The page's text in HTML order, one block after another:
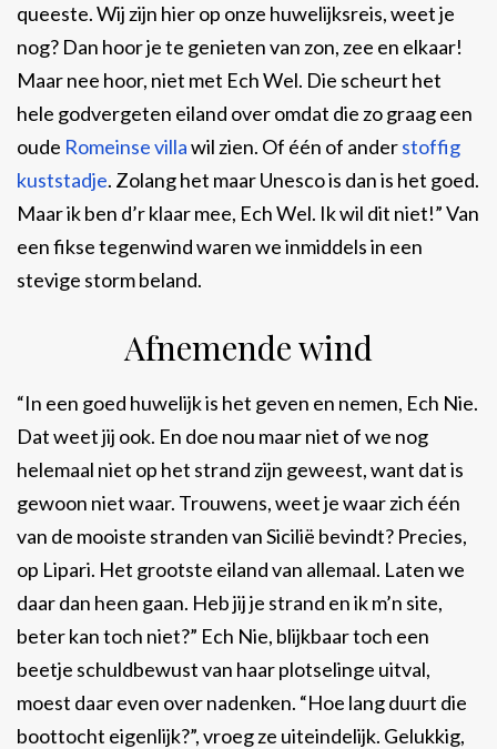
queeste. Wij zijn hier op onze huwelijksreis, weet je
nog? Dan hoor je te genieten van zon, zee en elkaar!
Maar nee hoor, niet met Ech Wel. Die scheurt het
hele godvergeten eiland over omdat die zo graag een
oude Romeinse villawil zien. Of één of anderstoffig
kuststadje. Zolang het maar Unesco is dan is het goed.
Maar ik ben d’r klaar mee, Ech Wel. Ik wil dit niet!” Van
een fikse tegenwind waren we inmiddels in een
stevige storm beland.
Afnemende wind
“In een goed huwelijk is het geven en nemen, Ech Nie.
Dat weet jij ook. En doe nou maar niet of we nog
helemaal niet op het strand zijn geweest, want dat is
gewoon niet waar. Trouwens, weet je waar zich één
van de mooiste stranden van Sicilië bevindt? Precies,
op Lipari. Het grootste eiland van allemaal. Laten we
daar dan heen gaan. Heb jij je strand en ik m’n site,
beter kan toch niet?” Ech Nie, blijkbaar toch een
beetje schuldbewust van haar plotselinge uitval,
moest daar even over nadenken. “Hoe lang duurt die
boottocht eigenlijk?”, vroeg ze uiteindelijk. Gelukkig,